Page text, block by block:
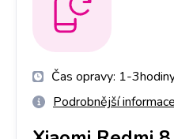
Čas opravy: 1-
Podrobnější informace